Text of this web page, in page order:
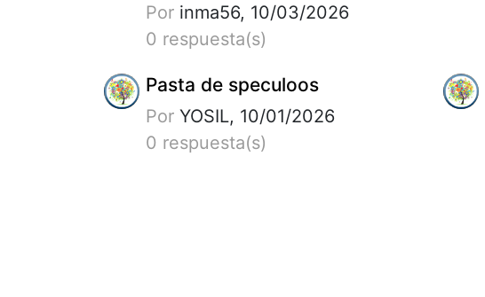
Por inma56, 10/03/2026
0 respuesta(s)
Pasta de speculoos
Por YOSIL, 10/01/2026
0 respuesta(s)